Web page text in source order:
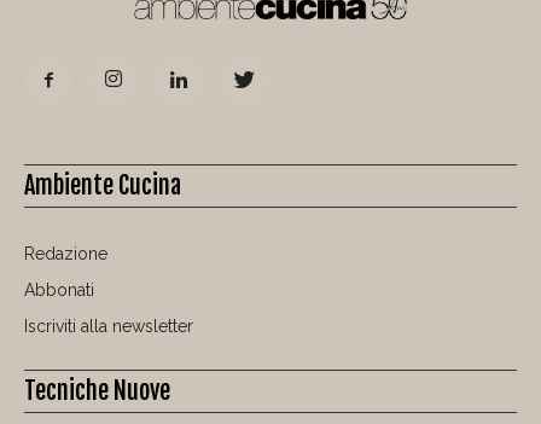
Ambiente Cucina
Redazione
Abbonati
Iscriviti alla newsletter
Tecniche Nuove